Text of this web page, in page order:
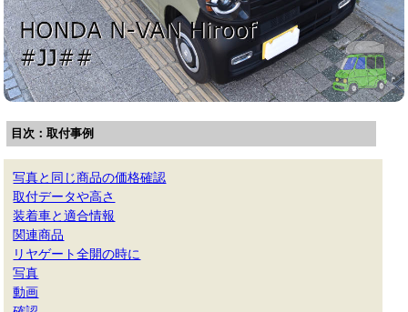
目次：取付事例
写真と同じ商品の価格確認
取付データや高さ
装着車と適合情報
関連商品
リヤゲート全開の時に
写真
動画